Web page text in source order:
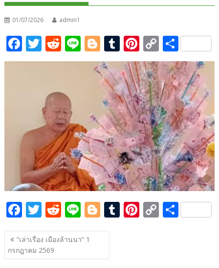
01/07/2026 admin1
F
ac
k
T
w
er
R
e
di
t
Li
n
Bl
o
g
g
er
T
u
m
bl
r
Pi
nt
er
e
st
C
o
p
y
Li
n
k
S
h
ar
e
F
ac
e
b
T
w
itt
er
R
e
d
di
Li
n
e
Bl
o
g
T Pi C S
แนะแนว
เรื่อง
“เล่าเรื่อง เมืองล้านนา” 1
กรกฎาคม 2569